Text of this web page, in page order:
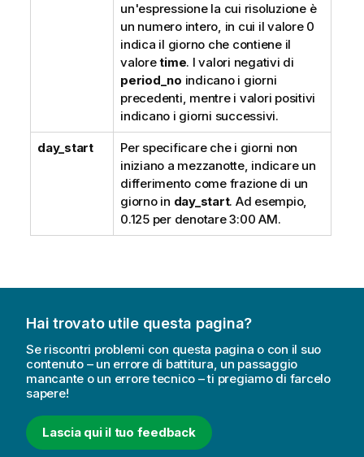
un'espressione la cui risoluzione è
un numero intero, in cui il valore 0
indica il giorno che contiene il
valoretime. I valori negativi di
period_no indicano i giorni
precedenti, mentre i valori positivi
indicano i giorni successivi.
day_start
Per specificare che i giorni non
iniziano a mezzanotte, indicare un
differimento come frazione di un
giorno in day_start. Ad esempio,
0.125 per denotare 3:00 AM.
Hai trovato utile questa pagina?
Se riscontri problemi con questa pagina o con il suo
contenuto – un errore di battitura, un passaggio
mancante o un errore tecnico – ti pregiamo di farcelo
sapere!
Lascia qui il tuo feedback